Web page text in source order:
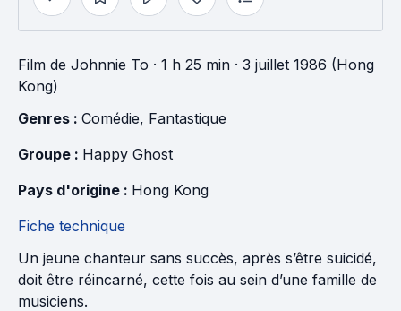
Film de Johnnie To · 1 h 25 min · 3 juillet 1986 (Hong
Kong)
Genres : Comédie, Fantastique
Groupe : Happy Ghost
Pays d'origine : Hong Kong
Fiche technique
Un jeune chanteur sans succès, après s’être suicidé,
doit être réincarné, cette fois au sein d’une famille de
musiciens.